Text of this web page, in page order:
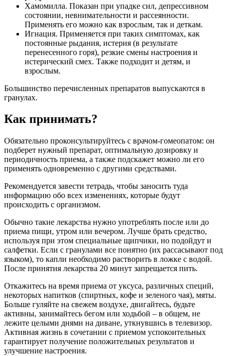
Хамомилла. Показан при упадке сил, депрессивном
состоянии, невнимательности и рассеянности.
Применять его можно как взрослым, так и деткам.
Игнация. Применяется при таких симптомах, как
постоянные рыдания, истерия (в результате
перенесенного горя), резкие смены настроения и
истерический смех. Также подходит и детям, и
взрослым.
Большинство перечисленных препаратов выпускаются в
гранулах.
Как принимать?
Обязательно проконсультируйтесь с врачом-гомеопатом: он
подберет нужный препарат, оптимальную дозировку и
периодичность приема, а также подскажет можно ли его
применять одновременно с другими средствами.
Рекомендуется завести тетрадь, чтобы заносить туда
информацию обо всех изменениях, которые будут
происходить с организмом.
Обычно такие лекарства нужно употреблять после или до
приема пищи, утром или вечером. Лучше брать средство,
используя при этом специальные щипчики, но подойдут и
салфетки. Если с гранулами все понятно (их рассасывают под
языком), то капли необходимо растворить в ложке с водой.
После принятия лекарства 20 минут запрещается пить.
Откажитесь на время приема от уксуса, различных специй,
некоторых напитков (спиртных, кофе и зеленого чая), мяты.
Больше гуляйте на свежем воздухе, двигайтесь, будьте
активны, занимайтесь бегом или ходьбой – в общем, не
лежите целыми днями на диване, уткнувшись в телевизор.
Активная жизнь в сочетании с приемом успокоительных
гарантирует получение положительных результатов и
улучшение настроения.